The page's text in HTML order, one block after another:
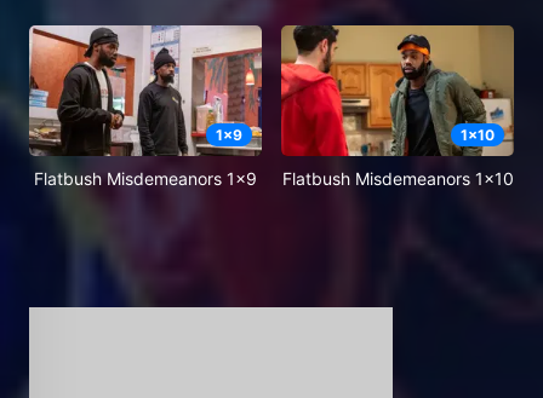
1x9
Flatbush Misdemeanors 1x9
1x10
Flatbush Misdemeanors 1x10